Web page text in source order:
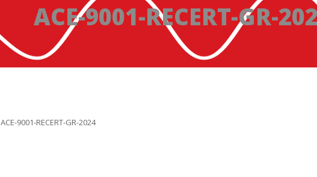
ACE-9001-RECERT-GR-
ACE-9001-RECERT-GR-2024